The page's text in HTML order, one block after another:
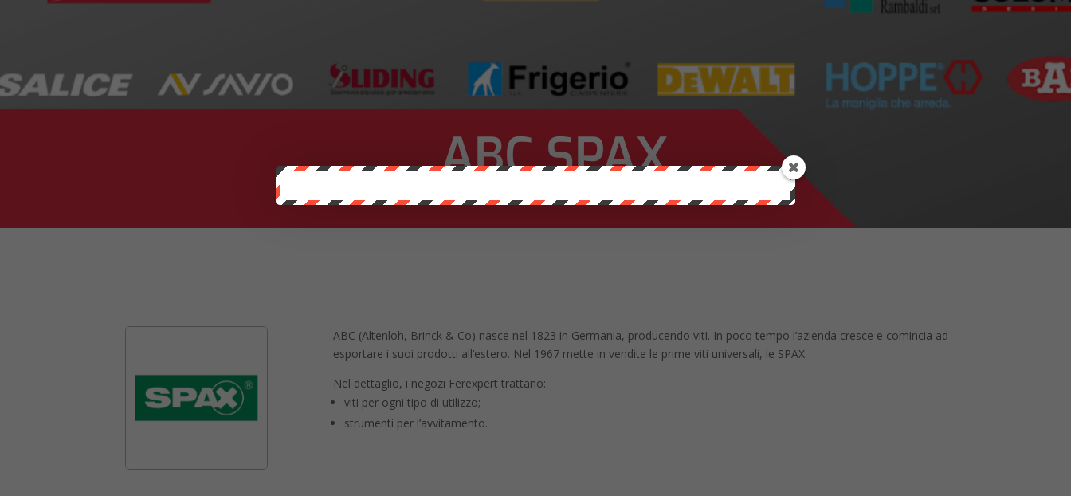
ABC SPAX
I MARCHI CHE TRATTIAMO
ABC (Altenloh, Brinck & Co) nasce nel 1823 in Germania, producendo viti. In poco tempo l’azienda cresce e comincia ad
esportare i suoi prodotti all’estero. Nel 1967 mette in vendite le prime viti universali, le SPAX.
Nel dettaglio, i negozi Ferexpert trattano:
viti per ogni tipo di utilizzo;
strumenti per l’avvitamento.